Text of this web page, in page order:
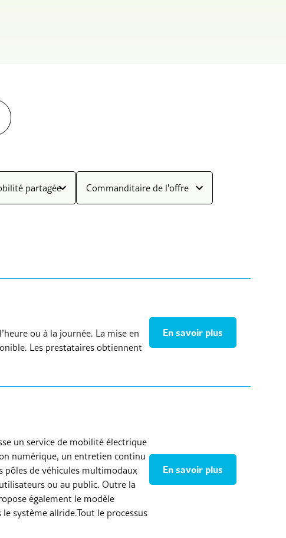
partagée Commanditaire de l'offre
ou à la journée. La mise en
Les prestataires obtiennent
En savoir plus
un service de mobilité électrique
numérique, un entretien continu
pôles de véhicules multimodaux
ou au public. Outre la
également le modèle
système allride.Tout le processus
En savoir plus